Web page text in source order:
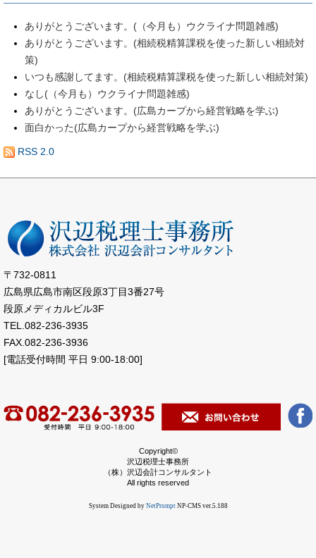
ありがとうございます。(（今月も）ウクライナ問題雑感)
ありがとうございます。(相続税精算課税を使った新しい相続対
策)
いつも感謝してます。(相続税精算課税を使った新しい相続対策)
なし(（今月も）ウクライナ問題雑感)
ありがとうございます。(広島カープから経営戦略を学ぶ)
面白かった(広島カープから経営戦略を学ぶ)
RSS 2.0
〒732-0811
広島県広島市南区段原3丁目3番27号
段原メディカルビル3F
TEL.082-236-3935
FAX.082-236-3936
[電話受付時間 平日 9:00-18:00]
Copyright©
沢辺税理士事務所
（株）沢辺会計コンサルタント
All rights reserved
System Designed by NetPromptNP-CMS ver.5.188